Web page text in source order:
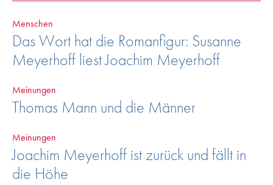
Menschen
Das Wort hat die Romanfigur: Susanne
Meyerhoff liest Joachim Meyerhoff
Meinungen
Thomas Mann und die Männer
Meinungen
Joachim Meyerhoff ist zurück und fällt in
die Höhe